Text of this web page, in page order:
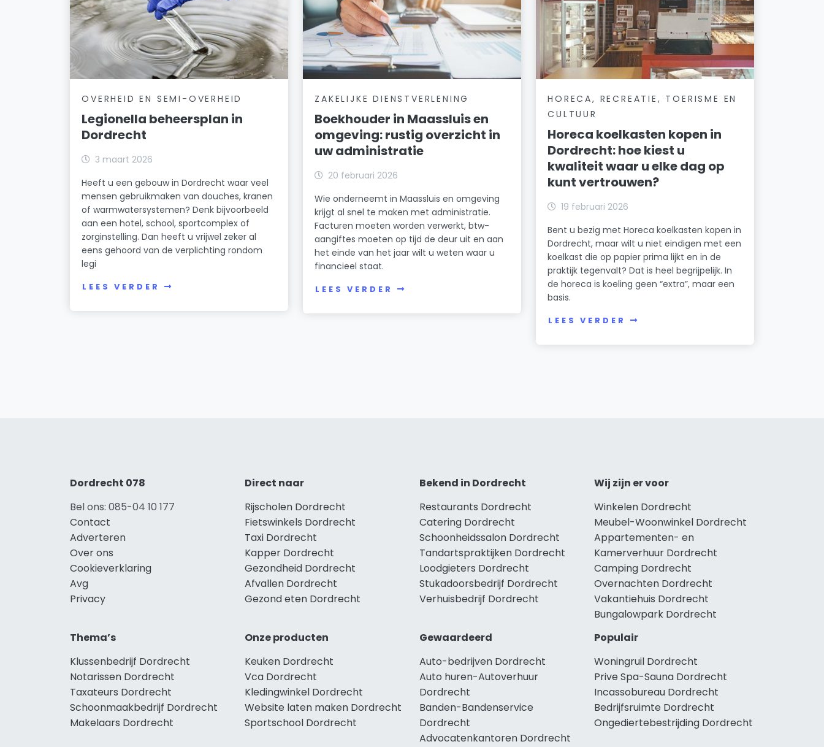
OVERHEID EN SEMI-OVERHEID
Legionella beheersplan in
Dordrecht
3 maart 2026
Heeft u een gebouw in Dordrecht waar veel
mensen gebruikmaken van douches, kranen
of warmwatersystemen? Denk bijvoorbeeld
aan een hotel, school, sportcomplex of
zorginstelling. Dan heeft u vrijwel zeker al
eens gehoord van de verplichting rondom
legi
LEES VERDER
ZAKELIJKE DIENSTVERLENING
Boekhouder in Maassluis en
omgeving: rustig overzicht in
uw administratie
20 februari 2026
Wie onderneemt in Maassluis en omgeving
krijgt al snel te maken met administratie.
Facturen moeten worden verwerkt, btw-
aangiftes moeten op tijd de deur uit en aan
het einde van het jaar wilt u weten waar u
financieel staat.
LEES VERDER
HORECA, RECREATIE, TOERISME EN
CULTUUR
Horeca koelkasten kopen in
Dordrecht: hoe kiest u
kwaliteit waar u elke dag op
kunt vertrouwen?
19 februari 2026
Bent u bezig met Horeca koelkasten kopen in
Dordrecht, maar wilt u niet eindigen met een
koelkast die op papier prima lijkt en in de
praktijk tegenvalt? Dat is heel begrijpelijk. In
de horeca is koeling geen “extra”, maar een
basis.
LEES VERDER
Dordrecht 078
Bel ons: 085-04 10 177
Contact
Adverteren
Over ons
Cookieverklaring
Avg
Privacy
Direct naar
Rijscholen Dordrecht
Fietswinkels Dordrecht
Taxi Dordrecht
Kapper Dordrecht
Gezondheid Dordrecht
Afvallen Dordrecht
Gezond eten Dordrecht
Bekend in Dordrecht
Restaurants Dordrecht
Catering Dordrecht
Schoonheidssalon Dordrecht
Tandartspraktijken Dordrecht
Loodgieters Dordrecht
Stukadoorsbedrijf Dordrecht
Verhuisbedrijf Dordrecht
Wij zijn er voor
Winkelen Dordrecht
Meubel-Woonwinkel Dordrecht
Appartementen- en
Kamerverhuur Dordrecht
Camping Dordrecht
Overnachten Dordrecht
Vakantiehuis Dordrecht
Bungalowpark Dordrecht
Thema’s
Klussenbedrijf Dordrecht
Notarissen Dordrecht
Taxateurs Dordrecht
Schoonmaakbedrijf Dordrecht
Makelaars Dordrecht
Onze producten
Keuken Dordrecht
Vca Dordrecht
Kledingwinkel Dordrecht
Website laten maken Dordrecht
Sportschool Dordrecht
Gewaardeerd
Auto-bedrijven Dordrecht
Auto huren-Autoverhuur
Dordrecht
Banden-Bandenservice
Dordrecht
Advocatenkantoren Dordrecht
Populair
Woningruil Dordrecht
Prive Spa-Sauna Dordrecht
Incassobureau Dordrecht
Bedrijfsruimte Dordrecht
Ongediertebestrijding Dordrecht